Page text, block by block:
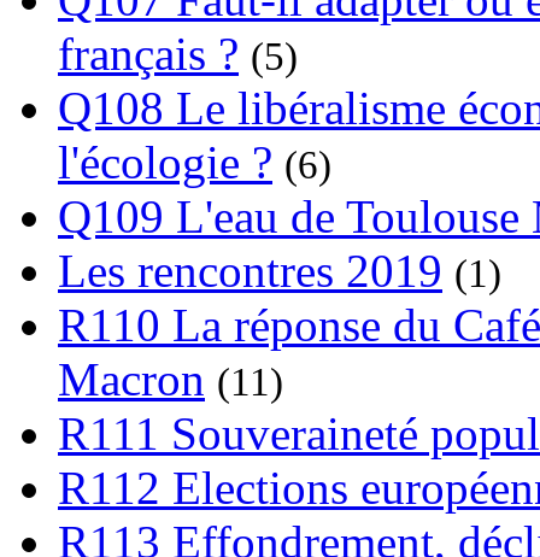
français ? (5)
Q108 Le libéralisme
l'écologie ? (6)
Q109 L'eau de
Les rencontres 2019 (1)
R110 La réponse du
Macron (11)
R111 Souveraineté
R112 Elections
R113 Effondrement,